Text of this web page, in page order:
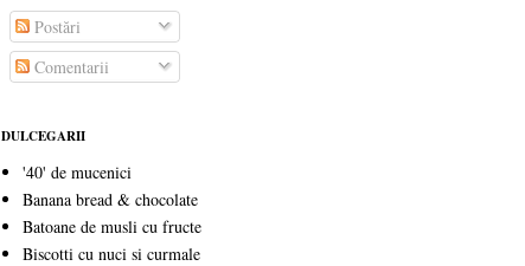
Postări
Comentarii
DULCEGARII
'40' de mucenici
Banana bread & chocolate
Batoane de musli cu fructe
Biscotti cu nuci si curmale